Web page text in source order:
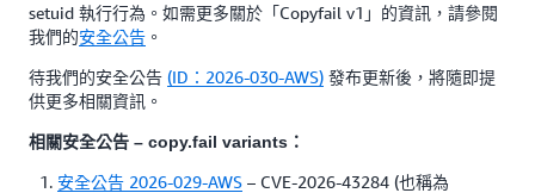
setuid 執行行為。如需更多關於「Copyfail v1」的資訊，請參閱
我們的安全公告 。
待我們的安全公告 (ID：2026-030-AWS) 發布更新後，將隨即提
供更多相關資訊。
相關安全公告 – copy.fail variants：
安全公告 2026-029-AWS – CVE-2026-43284 (也稱為